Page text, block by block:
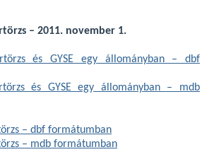
– 2011. november 1.
és GYSE egy állományban – dbf
és GYSE egy állományban – mdb
– dbf formátumban
– mdb formátumban